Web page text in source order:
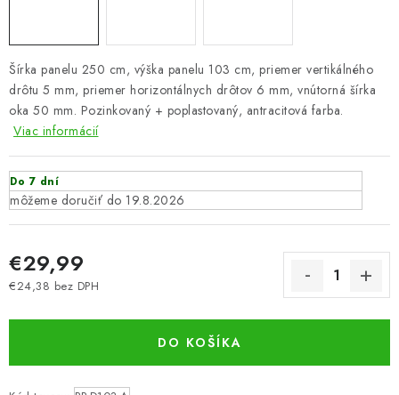
Šírka panelu 250 cm, výška panelu 103 cm, priemer vertikálného
drôtu 5 mm, priemer horizontálnych drôtov 6 mm, vnútorná šírka
oka 50 mm. Pozinkovaný + poplastovaný, antracitová farba.
Viac informácií
Do 7 dní
19.8.2026
€29,99
€24,38 bez DPH
DO KOŠÍKA